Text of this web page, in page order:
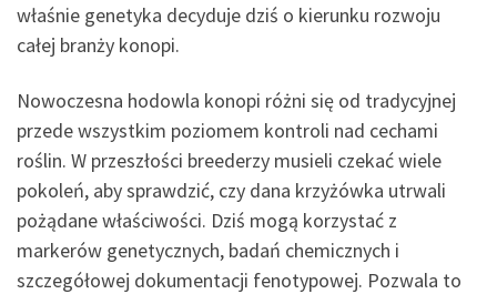
właśnie genetyka decyduje dziś o kierunku rozwoju
całej branży konopi.
Nowoczesna hodowla konopi różni się od tradycyjnej
przede wszystkim poziomem kontroli nad cechami
roślin. W przeszłości breederzy musieli czekać wiele
pokoleń, aby sprawdzić, czy dana krzyżówka utrwali
pożądane właściwości. Dziś mogą korzystać z
markerów genetycznych, badań chemicznych i
szczegółowej dokumentacji fenotypowej. Pozwala to